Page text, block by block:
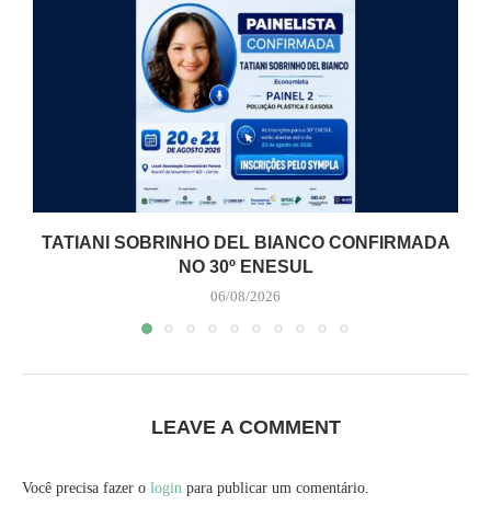
TATIANI SOBRINHO DEL BIANCO CONFIRMADA
NO 30º ENESUL
06/08/2026
LEAVE A COMMENT
Você precisa fazer o login para publicar um comentário.